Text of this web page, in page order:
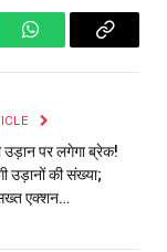
WhatsAppCopy
पर लगेगा ब्रेक!
उड़ानों की संख्या;
एक्शन…